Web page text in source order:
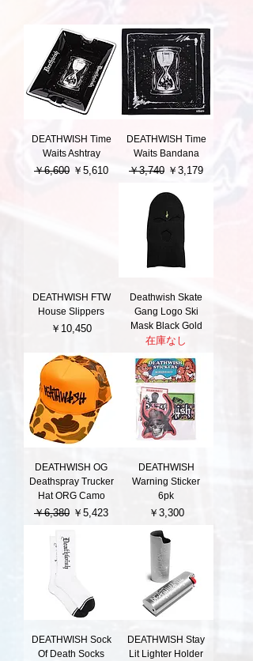
DEATHWISH Time
Waits Ashtray
通常価格
￥6,600 セール価格
￥5,610
DEATHWISH Time
Waits Bandana
通常価格
￥3,740 セール価格
￥3,179
DEATHWISH FTW
House Slippers
価格
￥10,450
Deathwish Skate
Gang Logo Ski
Mask Black Gold
在庫なし
DEATHWISH OG
Deathspray Trucker
Hat ORG Camo
通常価格
￥6,380 セール価格
￥5,423
DEATHWISH
Warning Sticker
6pk
価格
￥3,300
DEATHWISH Sock
Of Death Socks
DEATHWISH Stay
Lit Lighter Holder